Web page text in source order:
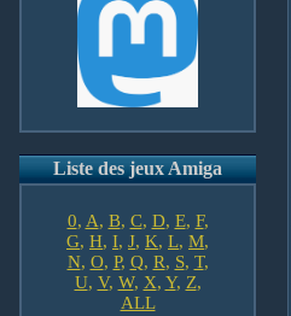
Liste des jeux Amiga
0, A, B, C, D, E, F,
G, H, I, J, K, L, M,
N, O, P, Q, R, S, T,
U, V, W, X, Y, Z,
ALL